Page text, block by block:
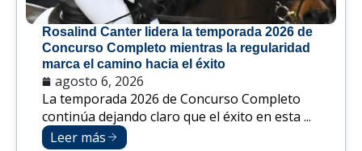
Rosalind Canter lidera la temporada 2026 de
Concurso Completo mientras la regularidad
marca el camino hacia el éxito
agosto 6, 2026
La temporada 2026 de Concurso Completo
continúa dejando claro que el éxito en esta ...
Leer más